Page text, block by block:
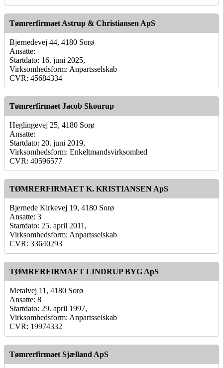
Tømrerfirmaet Astrup & Christiansen ApS
Bjernedevej 44, 4180 Sorø
Ansatte:
Startdato: 16. juni 2025,
Virksomhedsform: Anpartsselskab
CVR: 45684334
Tømrerfirmaet Jacob Skourup
Heglingevej 25, 4180 Sorø
Ansatte:
Startdato: 20. juni 2019,
Virksomhedsform: Enkeltmandsvirksomhed
CVR: 40596577
TØMRERFIRMAET K. KRISTIANSEN ApS
Bjernede Kirkevej 19, 4180 Sorø
Ansatte: 3
Startdato: 25. april 2011,
Virksomhedsform: Anpartsselskab
CVR: 33640293
TØMRERFIRMAET LINDRUP BYG ApS
Metalvej 11, 4180 Sorø
Ansatte: 8
Startdato: 29. april 1997,
Virksomhedsform: Anpartsselskab
CVR: 19974332
Tømrerfirmaet Sjælland ApS